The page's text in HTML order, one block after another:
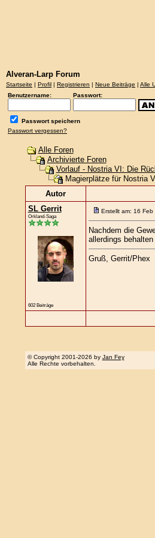
Alveran-Larp Forum
Startseite | Profil | Registrieren | Neue Beiträge | Alle
Benutzername:
Passwort:
Passwort speichern
Passwort vergessen?
Alle Foren
Archivierte Foren
Vorlauf - Nostria VI: Die
Magierplätze für Nostria
Autor
SL Gerrit
Orkland-Saga
602 Beiträge
Erstellt am: 16
Nachdem die
allerdings
Gruß, Gerrit/Phex
© Copyright 2001-2026 by Jan Fey
Alle Rechte vorbehalten.